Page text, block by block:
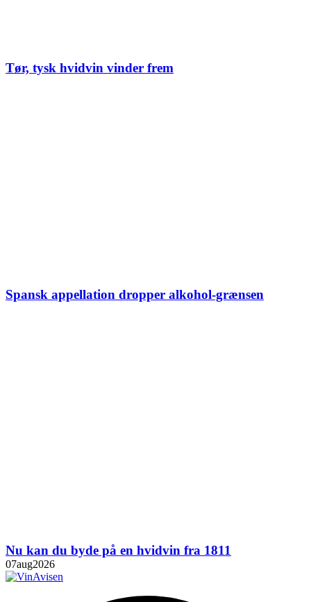
Tør, tysk hvidvin vinder frem
Spansk appellation dropper alkohol-grænsen
Nu kan du byde på en hvidvin fra 1811
07aug2026